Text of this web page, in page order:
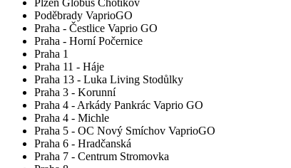
Plzeň Globus Chotíkov
Poděbrady VaprioGO
Praha - Čestlice Vaprio GO
Praha - Horní Počernice
Praha 1
Praha 11 - Háje
Praha 13 - Luka Living Stodůlky
Praha 3 - Korunní
Praha 4 - Arkády Pankrác Vaprio GO
Praha 4 - Michle
Praha 5 - OC Nový Smíchov VaprioGO
Praha 6 - Hradčanská
Praha 7 - Centrum Stromovka